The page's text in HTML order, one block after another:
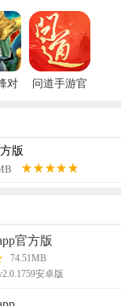
对
问道手游官
版
官方版
74.51MB
安卓版